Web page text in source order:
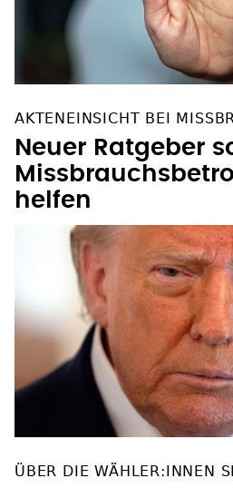
AKTENEINSICHT BEI
Neuer Ratgeber
helfen
ÜBER DIE WÄHLER:INNEN